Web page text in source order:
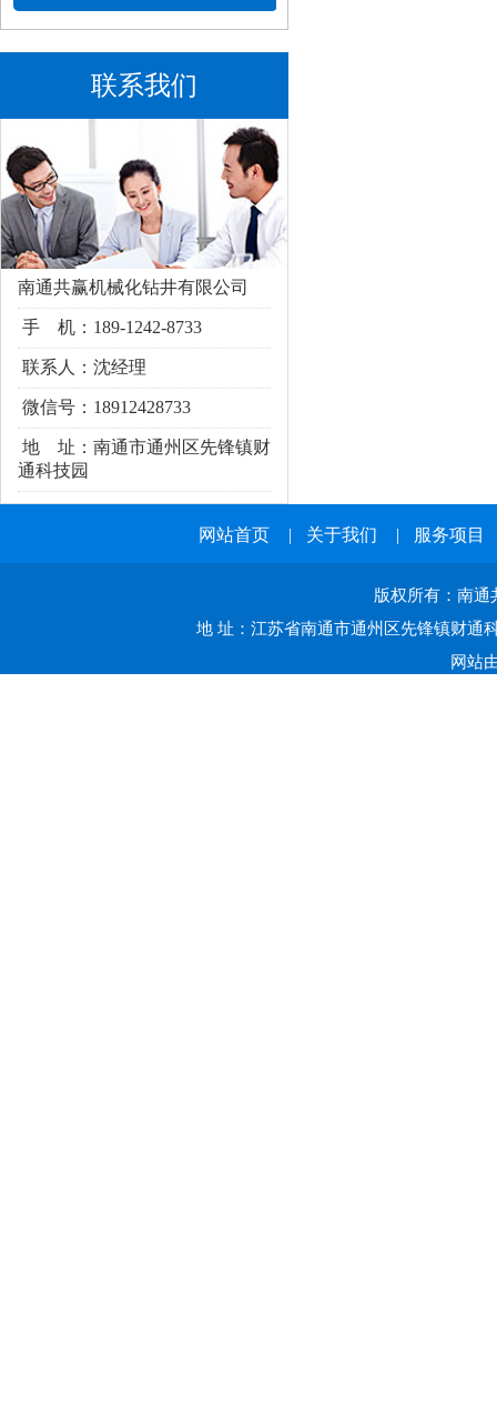
联系我们
南通共赢机械化钻井有限公司
手 机：189-1242-8733
联系人：沈经理
微信号：18912428733
地 址：南通市通州区先锋镇财
通科技园
网站首页 | 关于我们 | 服务项目
版权所有：南通
地 址：江苏省南通市通州区先锋镇财通
网站